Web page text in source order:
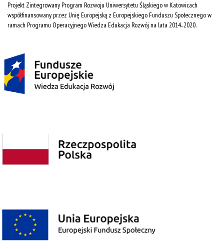
Projekt Zintegrowany Program Rozwoju Uniwersytetu Śląskiego w Katowicach
współfinansowany przez Unię Europejską z Europejskiego Funduszu Społecznego w
ramach Programu Operacyjnego Wiedza Edukacja Rozwój na lata 2014˗2020.